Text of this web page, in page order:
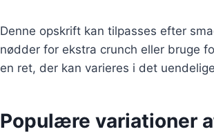
Denne opskrift kan tilpasses efter
nødder for ekstra crunch eller bruge
en ret, der kan varieres i det
Populære variationer